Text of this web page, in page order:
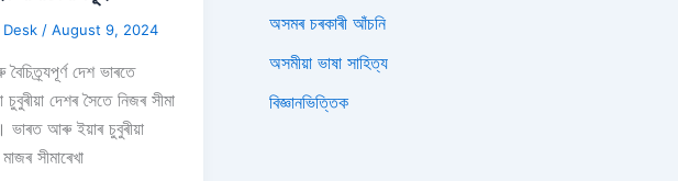
Desk/August 9, 2024
দেশ ভাৰতে
চুবুৰীয়া দেশৰ সৈতে নিজৰ সীমা
ভাৰত আৰু ইয়াৰ চুবুৰীয়া
সীমাৰেখা
অসমৰ চৰকাৰী আঁচনি
অসমীয়া ভাষা সাহিত্য
বিজ্ঞানভিত্তিক